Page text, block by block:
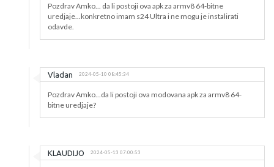
Pozdrav Amko... da li postoji ova apk za armv8 64-bitne
uredjaje...konkretno imam s24 Ultra i ne mogu je instalirati
odavde.
Vladan 2024-05-10 08:45:34
Pozdrav Amko...da li postoji ova modovana apk za armv8 64-
bitne uredjaje?
KLAUDIJO 2024-05-13 07:00:53